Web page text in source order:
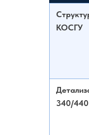
КОСГУ
340/440